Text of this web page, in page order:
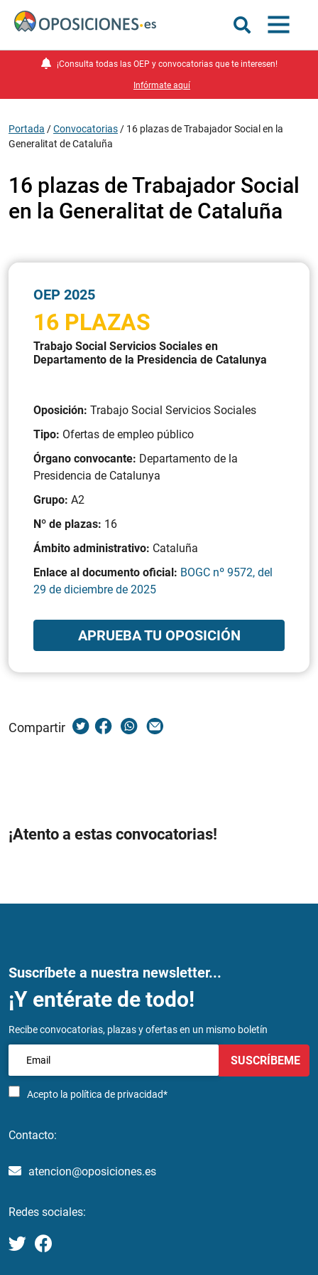
¡Consulta todas las OEP y convocatorias que te interesen!
Infórmate aquí
Portada /Convocatorias / 16 plazas de Trabajador Social en la
Generalitat de Cataluña
16 plazas de Trabajador Social
en la Generalitat de Cataluña
OEP 2025
16 PLAZAS
Trabajo Social Servicios Sociales en
Departamento de la Presidencia de Catalunya
Oposición: Trabajo Social Servicios Sociales
Tipo: Ofertas de empleo público
Órgano convocante: Departamento de la
Presidencia de Catalunya
Grupo: A2
Nº de plazas: 16
Ámbito administrativo: Cataluña
Enlace al documento oficial: BOGC nº 9572, del
29 de diciembre de 2025
APRUEBA TU OPOSICIÓN
Compartir
¡Atento a estas convocatorias!
Suscríbete a nuestra newsletter...
¡Y entérate de todo!
Recibe convocatorias, plazas y ofertas en un mismo boletín
Acepto la política de privacidad*
SUSCRÍBEME
Contacto:
atencion@oposiciones.es
Redes sociales: